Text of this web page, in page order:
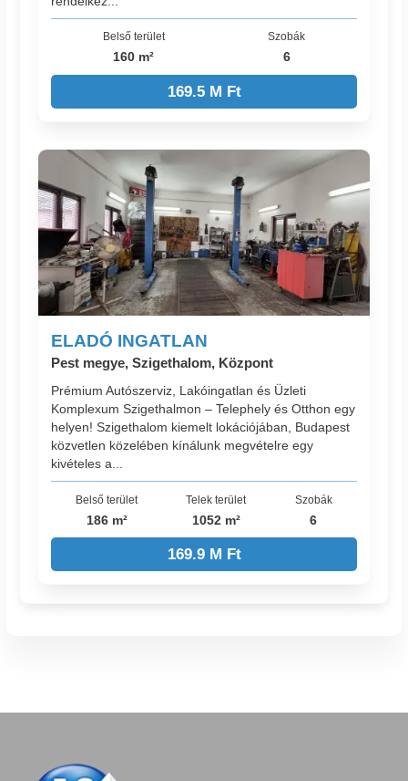
Belső terület
160 m²
Szobák
6
169.5 M Ft
ELADÓ INGATLAN
Pest megye, Szigethalom, Központ
Prémium Autószerviz, Lakóingatlan és Üzleti
Komplexum Szigethalmon – Telephely és Otthon egy
helyen! Szigethalom kiemelt lokációjában, Budapest
közvetlen közelében kínálunk megvételre egy
kivételes a...
Belső terület
186 m²
Telek terület
1052 m²
Szobák
6
169.9 M Ft